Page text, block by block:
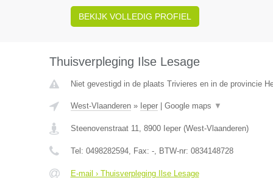
BEKIJK VOLLEDIG PROFIEL
Thuisverpleging Ilse Lesage
Niet gevestigd in de plaats Trivieres en in de provincie
West-Vlaanderen» Ieper| Google maps ▼
Steenovenstraat 11, 8900 Ieper(West-Vlaanderen)
Tel: 0498282594, Fax: -, BTW-nr: 0834148728
E-mail › Thuisverpleging Ilse Lesage